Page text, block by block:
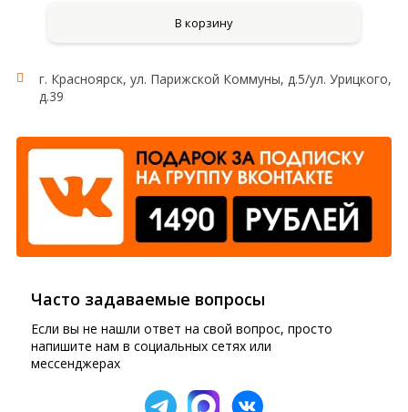
В корзину
г. Красноярск, ул. Парижской Коммуны, д.5/ул. Урицкого,
д.39
Часто задаваемые вопросы
Если вы не нашли ответ на свой вопрос, просто
напишите нам в социальных сетях или
мессенджерах